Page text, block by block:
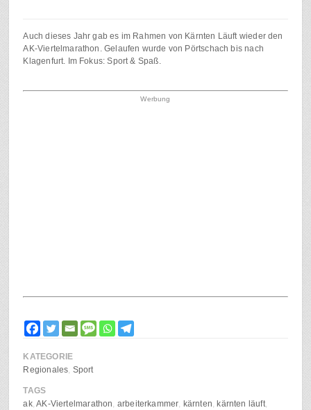
Auch dieses Jahr gab es im Rahmen von Kärnten Läuft wieder den
AK-Viertelmarathon. Gelaufen wurde von Pörtschach bis nach
Klagenfurt. Im Fokus: Sport & Spaß.
Werbung
KATEGORIE
Regionales Sport
TAGS
ak AK-Viertelmarathon arbeiterkammer kärnten
kärnten läuft